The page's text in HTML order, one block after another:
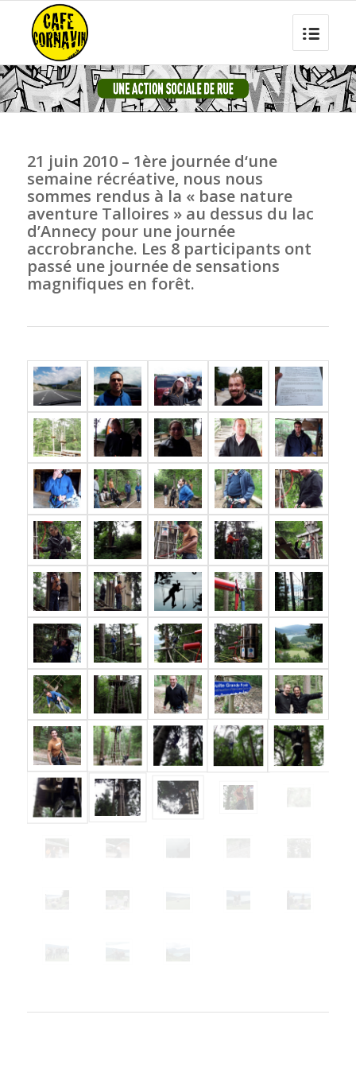
21 juin 2010 – 1ère journée d‘une
semaine récréative, nous nous
sommes rendus à la « base nature
aventure Talloires » au dessus du lac
d’Annecy pour une journée
accrobranche. Les 8 participants ont
passé une journée de sensations
magnifiques en forêt.